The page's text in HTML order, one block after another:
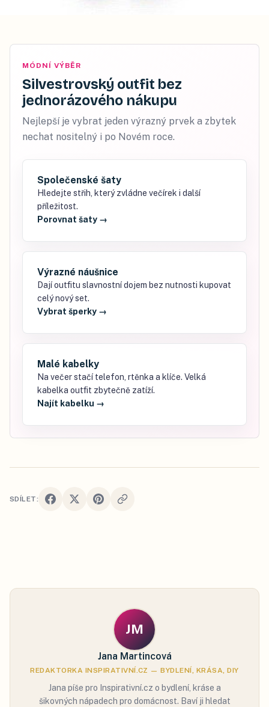
MÓDNÍ VÝBĚR
Silvestrovský outfit bez
jednorázového nákupu
Nejlepší je vybrat jeden výrazný prvek a zbytek
nechat nositelný i po Novém roce.
Společenské šaty
Hledejte střih, který zvládne večírek i další
příležitost.
Porovnat šaty →
Výrazné náušnice
Dají outfitu slavnostní dojem bez nutnosti kupovat
celý nový set.
Vybrat šperky →
Malé kabelky
Na večer stačí telefon, rtěnka a klíče. Velká
kabelka outfit zbytečně zatíží.
Najít kabelku →
SDÍLET:
JM
Jana Martincová
REDAKTORKA INSPIRATIVNÍ.CZ — BYDLENÍ, KRÁSA, DIY
Jana píše pro Inspirativní.cz o bydlení, kráse a
šikovných nápadech pro domácnost. Baví ji hledat